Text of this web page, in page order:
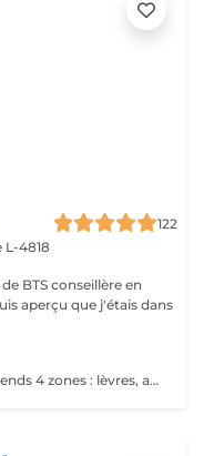
122
L-4818
BTS conseillère en
aperçu que j'étais dans
Ce forfait épilation laser diode comprends 4 zones : lèvres, aisselles, maillot intégral et jambes complètes. Ce tarif est à la séance pour les 4 zones.